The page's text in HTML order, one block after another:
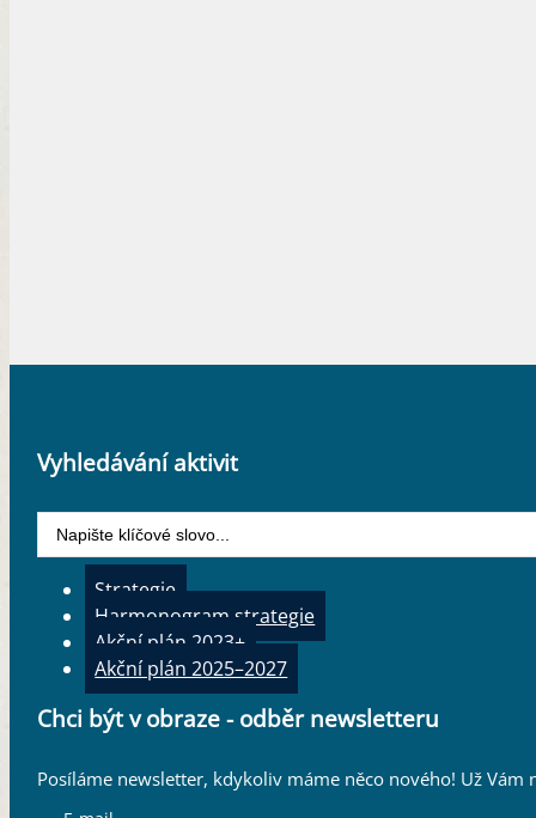
Vyhledávání aktivit
Strategie
Harmonogram strategie
Akční plán 2023+
Akční plán 2025–2027
Chci být v obraze - odběr newsletteru
Posíláme newsletter, kdykoliv máme něco nového! Už Vám